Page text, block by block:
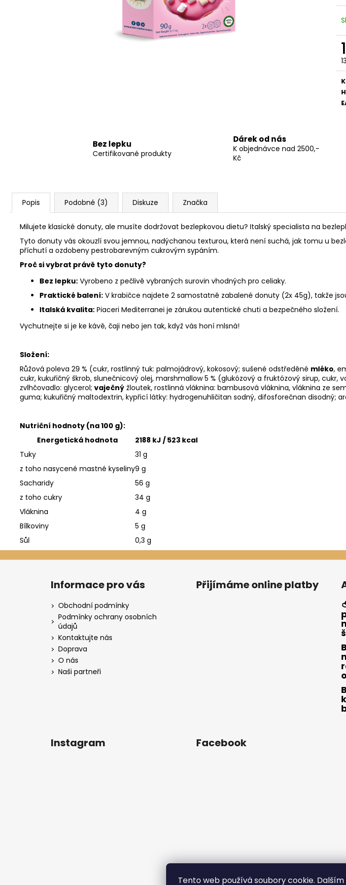
Tento web používá soubory cookie.
Bez lepku
Certifikované produkty
Dárek od nás
K objednávce nad 2500,-
Kč
Popis Podobné (3) Diskuze Značka
Milujete klasické donuty, ale musíte dodržovat bezlepkovou dietu? Italský specialista na
Tyto donuty vás okouzlí svou jemnou, nadýchanou texturou, která není suchá, jak tomu u
příchutí a ozdobeny pestrobarevným cukrovým sypáním.
Proč si vybrat právě tyto donuty?
Bez lepku: Vyrobeno z pečlivě vybraných surovin vhodných pro celiaky.
Praktické balení: V krabičce najdete 2 samostatně zabalené donuty (2x 45g), takže
Italská kvalita: Piaceri Mediterranei je zárukou autentické chuti a bezpečného složení.
Vychutnejte si je ke kávě, čaji nebo jen tak, když vás honí mlsná!
Složení:
Růžová poleva 29 % (cukr, rostlinný tuk: palmojádrový, kokosový; sušené odstředěné mléko,
cukr, kukuřičný škrob, slunečnicový olej, marshmallow 5 % (glukózový a fruktózový sirup, cukr,
zvlhčovadlo: glycerol; vaječný žloutek, rostlinná vláknina: bambusová vláknina, vláknina ze
guma; kukuřičný maltodextrin, kypřicí látky: hydrogenuhličitan sodný, difosforečnan disodný;
Nutriční hodnoty (na 100 g):
Energetická hodnota
2188 kJ / 523 kcal
Tuky
31 g
z toho nasycené mastné kyseliny9 g
Sacharidy
56 g
z toho cukry
34 g
Vláknina
4 g
Bílkoviny
5 g
Sůl
0,3 g
PIACERI MEDITERRANEI BEZLEPKOVÉ
PIACERI MEDITERRANEI BEZLEPKOVÉ
KŘEHKÉ KOLÁČKY S MLÉČNÝM
ATTIMI 120G - POMOZTE
Informace pro vás
Obchodní podmínky
Podmínky ochrany osobních
údajů
Kontaktujte nás
Doprava
O nás
Naši partneři
Přijímáme online platby
Instagram Facebook